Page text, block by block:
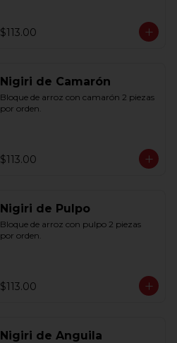
$113.00
Nigiri de Camarón
Bloque de arroz con camarón 2 piezas
por orden.
$113.00
Nigiri de Pulpo
Bloque de arroz con pulpo 2 piezas
por orden.
$113.00
Nigiri de Anguila